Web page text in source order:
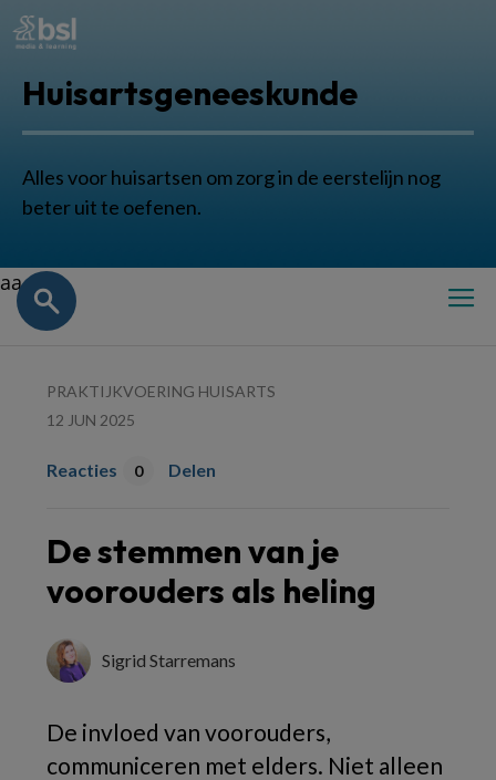
Huisartsgeneeskunde
Alles voor huisartsen om zorg in de eerstelijn nog
beter uit te oefenen.
aa
PRAKTIJKVOERING HUISARTS
12 JUN 2025
Reacties 0 Delen
De stemmen van je
voorouders als heling
Sigrid Starremans
De invloed van voorouders,
communiceren met elders. Niet alleen